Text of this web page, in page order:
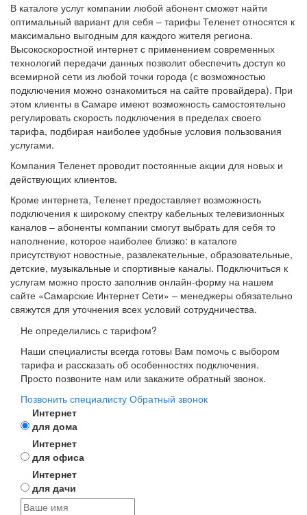
В каталоге услуг компании любой абонент сможет найти
оптимальный вариант для себя – тарифы Теленет относятся к
максимально выгодным для каждого жителя региона.
Высокоскоростной интернет с применением современных
технологий передачи данных позволит обеспечить доступ ко
всемирной сети из любой точки города (с возможностью
подключения можно ознакомиться на сайте провайдера). При
этом клиенты в Самаре имеют возможность самостоятельно
регулировать скорость подключения в пределах своего
тарифа, подбирая наиболее удобные условия пользования
услугами.
Компания Теленет проводит постоянные акции для новых и
действующих клиентов.
Кроме интернета, Теленет предоставляет возможность
подключения к широкому спектру кабельных телевизионных
каналов – абоненты компании смогут выбрать для себя то
наполнение, которое наиболее близко: в каталоге
присутствуют новостные, развлекательные, образовательные,
детские, музыкальные и спортивные каналы. Подключиться к
услугам можно просто заполнив онлайн-форму на нашем
сайте «Самарские Интернет Сети» – менеджеры обязательно
свяжутся для уточнения всех условий сотрудничества.
Не определились с тарифом?
Наши специалисты всегда готовы Вам помочь с выбором
тарифа и рассказать об особенностях подключения.
Просто позвоните нам или закажите обратный звонок.
Позвонить специалисту Обратный звонок
Интернет
для дома
Интернет
для офиса
Интернет
для дачи